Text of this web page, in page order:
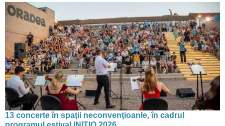
13 concerte în spaţii neconvenţioanle, în cadrul